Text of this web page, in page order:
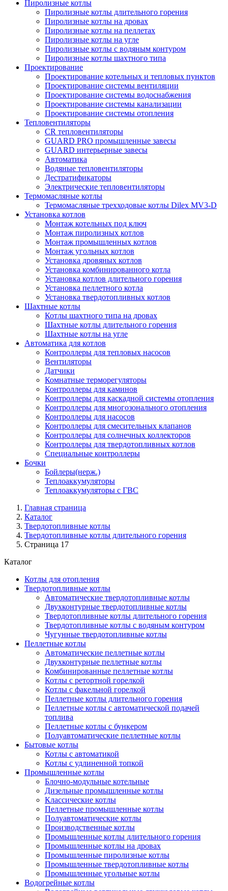
Пиролизные котлы
Пиролизные котлы длительного горения
Пиролизные котлы на дровах
Пиролизные котлы на пеллетах
Пиролизные котлы на угле
Пиролизные котлы с водяным контуром
Пиролизные котлы шахтного типа
Проектирование
Проектирование котельных и тепловых пунктов
Проектирование системы вентиляции
Проектирование системы водоснабжения
Проектирование системы канализации
Проектирование системы отопления
Тепловентиляторы
CR тепловентиляторы
GUARD PRO промышленные завесы
GUARD интерьерные завесы
Автоматика
Водяные тепловентиляторы
Дестратификаторы
Электрические тепловентиляторы
Термомасляные котлы
Термомасляные трехходовые котлы Dilex MV3-D
Установка котлов
Монтаж котельных под ключ
Монтаж пиролизных котлов
Монтаж промышленных котлов
Монтаж угольных котлов
Установка дровяных котлов
Установка комбинированного котла
Установка котлов длительного горения
Установка пеллетного котла
Установка твердотопливных котлов
Шахтные котлы
Котлы шахтного типа на дровах
Шахтные котлы длительного горения
Шахтные котлы на угле
Автоматика для котлов
Контроллеры для тепловых насосов
Вентиляторы
Датчики
Комнатные терморегуляторы
Контроллеры для каминов
Контроллеры для каскадной системы отопления
Контроллеры для многозонального отопления
Контроллеры для насосов
Контроллеры для смесительных клапанов
Контроллеры для солнечных коллекторов
Контроллеры для твердотопливных котлов
Специальные контроллеры
Бочки
Бойлеры(нерж.)
Теплоаккумуляторы
Теплоаккумуляторы с ГВС
Главная страница
Каталог
Твердотопливные котлы
Твердотопливные котлы длительного горения
Страница 17
Каталог
Котлы для отопления
Твердотопливные котлы
Автоматические твердотопливные котлы
Двухконтурные твердотопливные котлы
Твердотопливные котлы длительного горения
Твердотопливные котлы с водяным контуром
Чугунные твердотопливные котлы
Пеллетные котлы
Автоматические пеллетные котлы
Двухконтурные пеллетные котлы
Комбинированные пеллетные котлы
Котлы с ретортной горелкой
Котлы с факельной горелкой
Пеллетные котлы длительного горения
Пеллетные котлы с автоматической подачей
топлива
Пеллетные котлы с бункером
Полуавтоматические пеллетные котлы
Бытовые котлы
Котлы с автоматикой
Котлы с удлиненной топкой
Промышленные котлы
Блочно-модульные котельные
Дизельные промышленные котлы
Классические котлы
Пеллетные промышленные котлы
Полуавтоматические котлы
Производственные котлы
Промышленные котлы длительного горения
Промышленные котлы на дровах
Промышленные пиролизные котлы
Промышленные твердотопливные котлы
Промышленные угольные котлы
Водогрейные котлы